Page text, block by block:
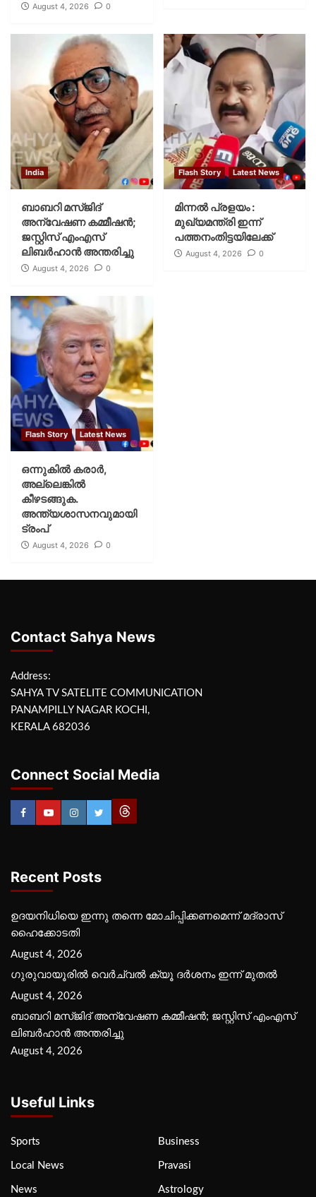
August 4, 2026 0
India
ബാബറി മസ്ജിദ്
അന്വേഷണ കമ്മീഷന്‍;
ജസ്റ്റിസ് എംഎസ്
ലിബര്‍ഹാന്‍ അന്തരിച്ചു
August 4, 2026 0
Flash Story Latest News
മിന്നല്‍ പ്രളയം :
മുഖ്യമന്ത്രി ഇന്ന്
പത്തനംതിട്ടയിലേക്ക്
August 4, 2026 0
Flash Story Latest News
ഒന്നുകില്‍ കരാര്‍,
അല്ലെങ്കില്‍
കീഴടങ്ങുക.
അന്ത്യശാസനവുമായി
ട്രംപ്
August 4, 2026 0
Contact Sahya News
Address:
SAHYA TV SATELITE COMMUNICATION
PANAMPILLY NAGAR KOCHI,
KERALA 682036
Connect Social Media
Recent Posts
ഉദയനിധിയെ ഇന്നു തന്നെ മോചിപ്പിക്കണമെന്ന് മദ്രാസ്
ഹൈക്കോടതി
August 4, 2026
ഗുരുവായൂരില്‍ വെര്‍ച്വല്‍ ക്യൂ ദര്‍ശനം ഇന്ന് മുതല്‍
August 4, 2026
ബാബറി മസ്ജിദ് അന്വേഷണ കമ്മീഷന്‍; ജസ്റ്റിസ് എംഎസ്
ലിബര്‍ഹാന്‍ അന്തരിച്ചു
August 4, 2026
Useful Links
Sports Business
Local News Pravasi
News Astrology